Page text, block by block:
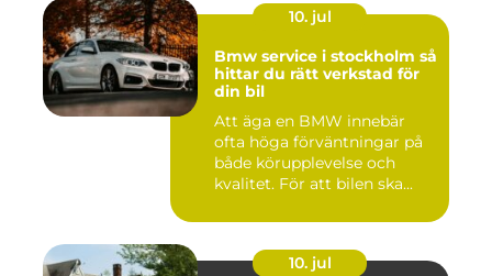
10. jul
Bmw service i stockholm så
hittar du rätt verkstad för
din bil
Att äga en BMW innebär
ofta höga förväntningar på
både körupplevelse och
kvalitet. För att bilen ska...
10. jul